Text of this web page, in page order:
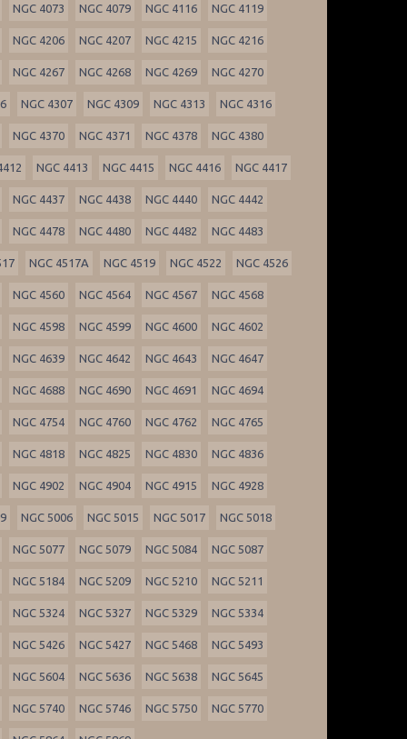
NGC 4073 NGC 4079 NGC 4116 NGC 4119
NGC 4206 NGC 4207 NGC 4215 NGC 4216
NGC 4267 NGC 4268 NGC 4269 NGC 4270
NGC 4307 NGC 4309 NGC 4313 NGC 4316
NGC 4370 NGC 4371 NGC 4378 NGC 4380
NGC 4413 NGC 4415 NGC 4416 NGC 4417
NGC 4437 NGC 4438 NGC 4440 NGC 4442
NGC 4478 NGC 4480 NGC 4482 NGC 4483
NGC 4517A NGC 4519 NGC 4522 NGC 4526
NGC 4560 NGC 4564 NGC 4567 NGC 4568
NGC 4598 NGC 4599 NGC 4600 NGC 4602
NGC 4639 NGC 4642 NGC 4643 NGC 4647
NGC 4688 NGC 4690 NGC 4691 NGC 4694
NGC 4754 NGC 4760 NGC 4762 NGC 4765
NGC 4818 NGC 4825 NGC 4830 NGC 4836
NGC 4902 NGC 4904 NGC 4915 NGC 4928
NGC 5006 NGC 5015 NGC 5017 NGC 5018
NGC 5077 NGC 5079 NGC 5084 NGC 5087
NGC 5184 NGC 5209 NGC 5210 NGC 5211
NGC 5324 NGC 5327 NGC 5329 NGC 5334
NGC 5426 NGC 5427 NGC 5468 NGC 5493
NGC 5604 NGC 5636 NGC 5638 NGC 5645
NGC 5740 NGC 5746 NGC 5750 NGC 5770